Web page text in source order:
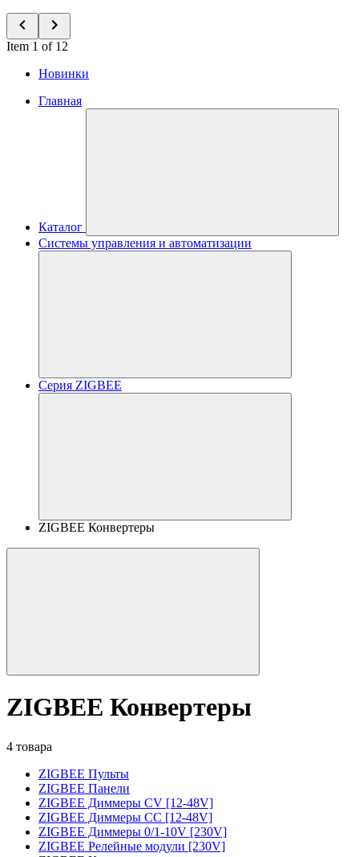
Item 1 of 12
Новинки
Главная
Каталог
Системы управления и автоматизации
Серия ZIGBEE
ZIGBEE Конвертеры
ZIGBEE Конвертеры
4 товара
ZIGBEE Пульты
ZIGBEE Панели
ZIGBEE Диммеры CV [12-48V]
ZIGBEE Диммеры CC [12-48V]
ZIGBEE Диммеры 0/1-10V [230V]
ZIGBEE Релейные модули [230V]